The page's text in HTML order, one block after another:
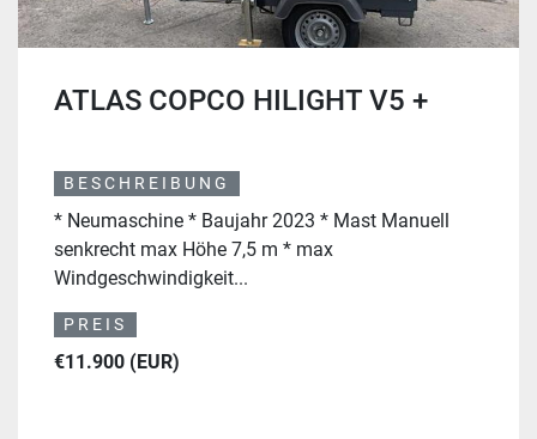
ATLAS COPCO HILIGHT V5 +
BESCHREIBUNG
* Neumaschine * Baujahr 2023 * Mast Manuell
senkrecht max Höhe 7,5 m * max
Windgeschwindigkeit...
PREIS
€11.900 (EUR)